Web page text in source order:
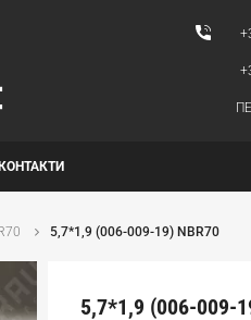
КОНТАКТИ
5,7*1,9 (006-009-19) NBR70
5,7*1,9 (006-009-